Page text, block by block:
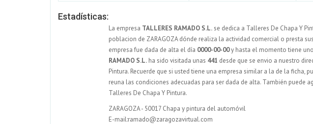
Estadísticas:
La empresa TALLERES RAMADO S.L.se dedica a Talleres De Chapa Y
poblacion de ZARAGOZA dónde realiza la actividad comercial o presta
empresa fue dada de alta el día 0000-00-00y hasta el momento tiene
RAMADO S.L. ha sido visitada unas 441 desde que se envio a nuestro
Pintura. Recuerde que si usted tiene una empresa similar a la de la ficha,
reuna las condiciones adecuadas para ser dada de alta. También puede
Talleres De Chapa Y Pintura.
ZARAGOZA - 50017 Chapa y pintura del automóvil
E-mail:ramado@zaragozavirtual.com